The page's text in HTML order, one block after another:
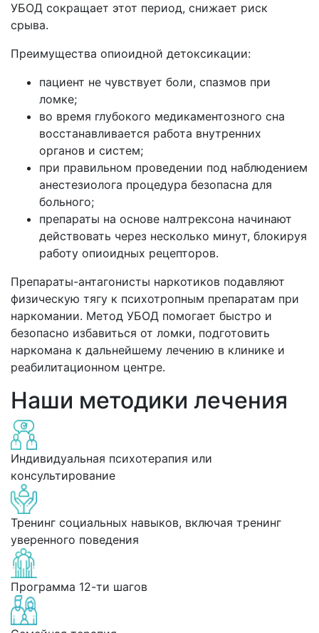
УБОД сокращает этот период, снижает риск
срыва.
Преимущества опиоидной детоксикации:
пациент не чувствует боли, спазмов при
ломке;
во время глубокого медикаментозного сна
восстанавливается работа внутренних
органов и систем;
при правильном проведении под наблюдением
анестезиолога процедура безопасна для
больного;
препараты на основе налтрексона начинают
действовать через несколько минут, блокируя
работу опиоидных рецепторов.
Препараты-антагонисты наркотиков подавляют
физическую тягу к психотропным препаратам при
наркомании. Метод УБОД помогает быстро и
безопасно избавиться от ломки, подготовить
наркомана к дальнейшему лечению в клинике и
реабилитационном центре.
Наши методики лечения
Индивидуальная психотерапия или
консультирование
Тренинг социальных навыков, включая тренинг
уверенного поведения
Программа 12-ти шагов